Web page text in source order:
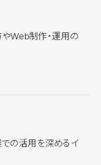
Web制作・運用の
の活用を深めるイ